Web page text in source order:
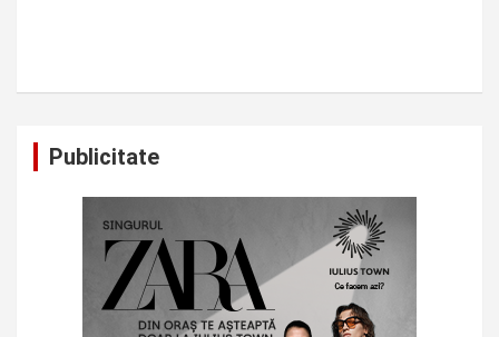
Publicitate